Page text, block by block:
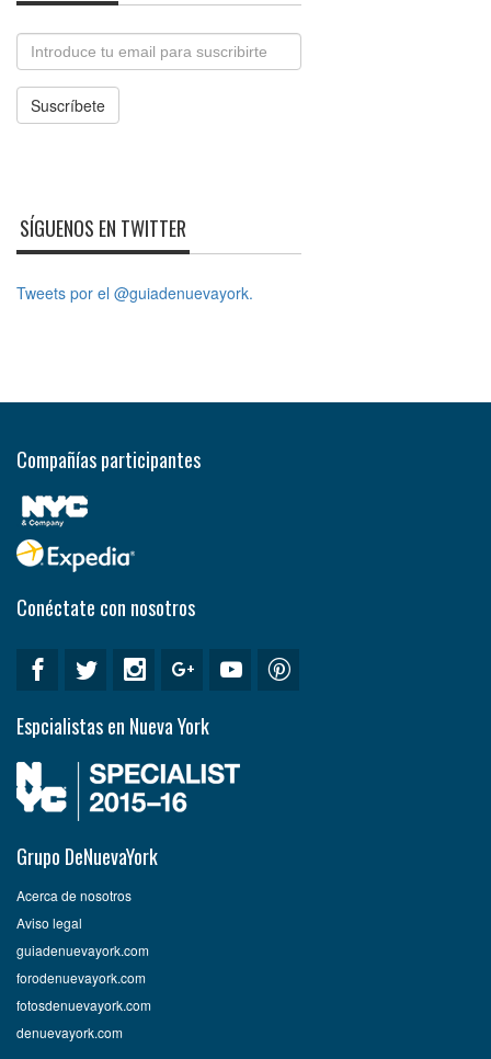
Email
Suscríbete
SÍGUENOS EN TWITTER
Tweets por el @guiadenuevayork.
Compañías participantes
Conéctate con nosotros
Espcialistas en Nueva York
Grupo DeNuevaYork
Acerca de nosotros
Aviso legal
guiadenuevayork.com
forodenuevayork.com
fotosdenuevayork.com
denuevayork.com